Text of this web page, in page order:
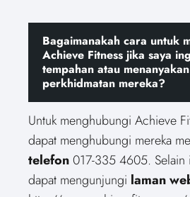
Bagaimanakah cara untuk
Achieve Fitness jika saya
tempahan atau
perkhidmatan mereka?
Untuk menghubungi Achieve
dapat menghubungi mereka
telefon017-335 4605.
dapat mengunjungi laman